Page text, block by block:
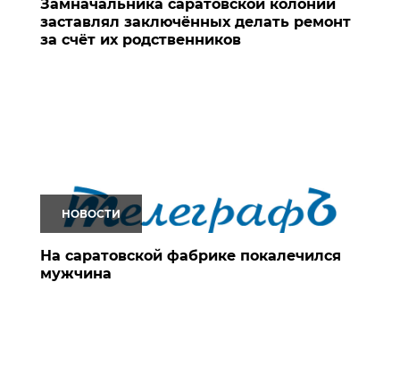
Замначальника саратовской колонии
заставлял заключённых делать ремонт
за счёт их родственников
НОВОСТИ
На саратовской фабрике покалечился
мужчина